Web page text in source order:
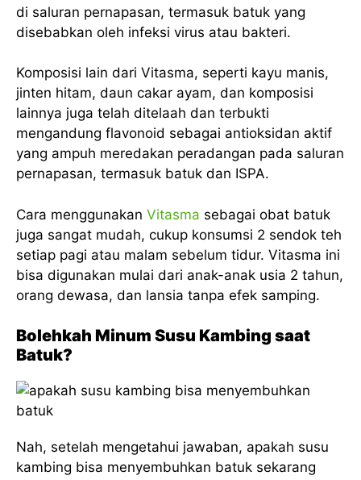
di saluran pernapasan, termasuk batuk yang
disebabkan oleh infeksi virus atau bakteri.
Komposisi lain dari Vitasma, seperti kayu manis,
jinten hitam, daun cakar ayam, dan komposisi
lainnya juga telah ditelaah dan terbukti
mengandung flavonoid sebagai antioksidan aktif
yang ampuh meredakan peradangan pada saluran
pernapasan, termasuk batuk dan ISPA.
Cara menggunakan Vitasma sebagai obat batuk
juga sangat mudah, cukup konsumsi 2 sendok teh
setiap pagi atau malam sebelum tidur. Vitasma ini
bisa digunakan mulai dari anak-anak usia 2 tahun,
orang dewasa, dan lansia tanpa efek samping.
Bolehkah Minum Susu Kambing saat
Batuk?
Nah, setelah mengetahui jawaban, apakah susu
kambing bisa menyembuhkan batuk sekarang